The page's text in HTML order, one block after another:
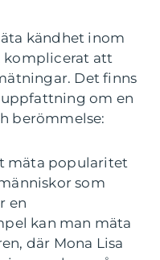
kändhet inom
komplicerat att
Det finns
om en
berömmelse:
mäta popularitet
som
en
kan man mäta
där Mona Lisa